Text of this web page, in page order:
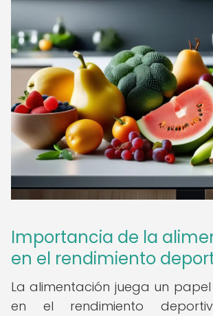
Importancia de la
en el rendimiento
La alimentación juega un
en el rendimiento